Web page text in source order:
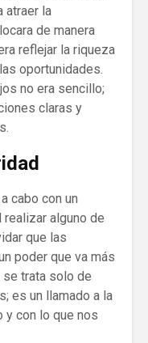
atraer la
de manera
reflejar la riqueza
oportunidades.
no era sencillo;
claras y
cabo con un
alguno de
que las
poder que va más
se trata solo de
es un llamado a la
y con lo que nos